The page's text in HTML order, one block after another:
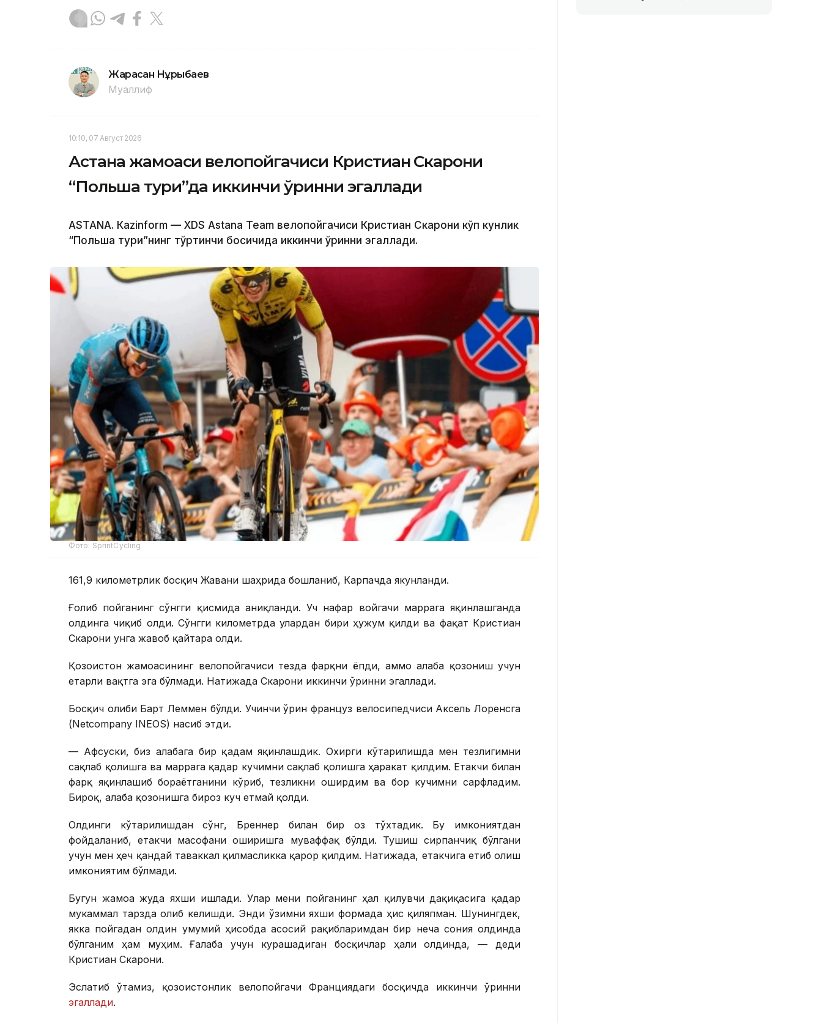
Жарасқан Нұрыбаев
Муаллиф
10:10, 07 Август 2026
Астана жамоаси велопойгачиси Кристиан Скарони
“Польша тури”да иккинчи ўринни эгаллади
ASTANА. Кazinform — XDS Astana Team велопойгачиси Кристиан Скарони кўп кунлик
“Польша тури”нинг тўртинчи босқичида иккинчи ўринни эгаллади.
Фото: SprintCycling
161,9 километрлик босқич Жавани шаҳрида бошланиб, Карпачда якунланди.
Ғолиб пойганинг сўнгги қисмида аниқланди. Уч нафар войгачи маррага яқинлашганда
олдинга чиқиб олди. Сўнгги километрда улардан бири ҳужум қилди ва фақат Кристиан
Скарони унга жавоб қайтара олди.
Қозоғистон жамоасининг велопойгачиси тезда фарқни ёпди, аммо ғалаба қозониш учун
етарли вақтга эга бўлмади. Натижада Скарони иккинчи ўринни эгаллади.
Босқич ғолиби Барт Леммен бўлди. Учинчи ўрин француз велосипедчиси Аксель Лоренсга
(Netcompany INEOS) насиб этди.
— Афсуски, биз ғалабага бир қадам яқинлашдик. Охирги кўтарилишда мен тезлигимни
сақлаб қолишга ва маррага қадар кучимни сақлаб қолишга ҳаракат қилдим. Етакчи билан
фарқ яқинлашиб бораётганини кўриб, тезликни оширдим ва бор кучимни сарфладим.
Бироқ, ғалаба қозонишга бироз куч етмай қолди.
Олдинги кўтарилишдан сўнг, Бреннер билан бир оз тўхтадик. Бу имкониятдан
фойдаланиб, етакчи масофани оширишга муваффақ бўлди. Тушиш сирпанчиқ бўлгани
учун мен ҳеч қандай таваккал қилмасликка қарор қилдим. Натижада, етакчига етиб олиш
имкониятим бўлмади.
Бугун жамоа жуда яхши ишлади. Улар мени пойганинг ҳал қилувчи дақиқасига қадар
мукаммал тарзда олиб келишди. Энди ўзимни яхши формада ҳис қиляпман. Шунингдек,
якка пойгадан олдин умумий ҳисобда асосий рақибларимдан бир неча сония олдинда
бўлганим ҳам муҳим. Ғалаба учун курашадиган босқичлар ҳали олдинда, — деди
Кристиан Скарони.
Эслатиб ўтамиз, қозоғистонлик велопойгачи Франциядаги босқичда иккинчи ўринни
эгаллади.